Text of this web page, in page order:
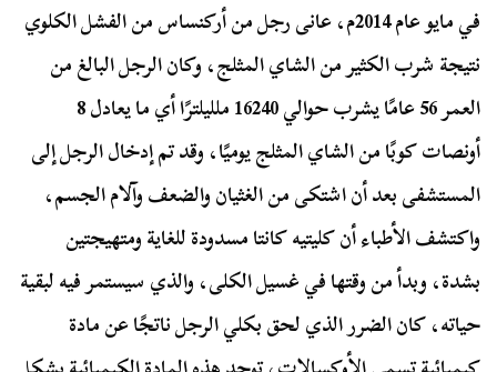
في مايو عام 2014م، عانى رجل من أركنساس من الفشل الكلوي
نتيجة شرب الكثير من الشاي المثلج، وكان الرجل البالغ من
العمر 56 عامًا يشرب حوالي 16240 ملليلترًا أي ما يعادل 8
أونصات كوبًا من الشاي المثلج يوميًا، وقد تم إدخال الرجل إلى
المستشفى بعد أن اشتكى من الغثيان والضعف وآلام الجسم،
واكتشف الأطباء أن كليتيه كانتا مسدودة للغاية ومتهيجتين
بشدة، وبدأ من وقتها في غسيل الكلى، والذي سيستمر فيه لبقية
حياته، كان الضرر الذي لحق بكلي الرجل ناتجًا عن مادة